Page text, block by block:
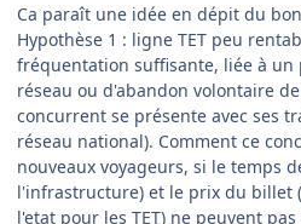
Ca paraît une idée en dépit du
Hypothèse 1 : ligne TET peu
fréquentation suffisante, liée à un
réseau ou d'abandon volontaire
concurrent se présente avec ses
réseau national). Comment ce
nouveaux voyageurs, si le temps
l'infrastructure) et le prix du billet
l'etat pour les TET) ne peuvent